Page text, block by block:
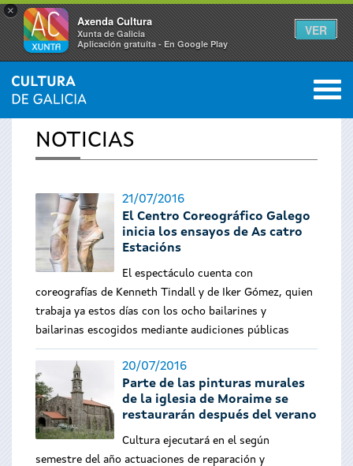
×
Axenda Cultura
Xunta de Galicia
Aplicación gratuíta - En Google Play
VER
Se
encuentra
usted
INICIO › ACTUALIDAD 0
NOTICIAS
21/07/2016
El Centro Coreográfico Galego
inicia los ensayos de As catro
Estacións
El espectáculo cuenta con
coreografías de Kenneth Tindall y de Iker Gómez, quien
trabaja ya estos días con los ocho bailarines y
bailarinas escogidos mediante audiciones públicas
20/07/2016
Parte de las pinturas murales
de la iglesia de Moraime se
restaurarán después del verano
Cultura ejecutará en el según
semestre del año actuaciones de reparación y